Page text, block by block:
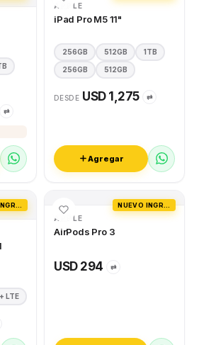
⇄
APPLE
iPad Pro M5 11"
256GB 512GB 1TB
256GB 512GB
DESDE USD 1,275 ⇄
Agregar
LTE
APPLE
AirPods Pro 3
USD 294 ⇄